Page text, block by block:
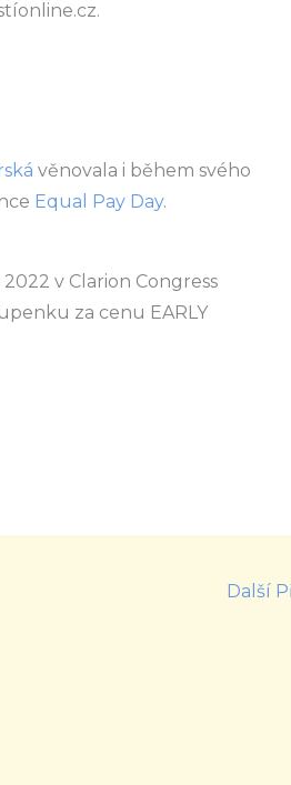
věnovala i během svého
Equal Pay Day.
v Clarion Congress
za cenu EARLY
Další